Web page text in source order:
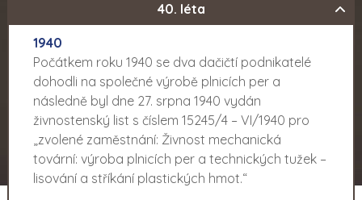
40. léta
1940
Počátkem roku 1940 se dva dačičtí podnikatelé
dohodli na společné výrobě plnicích per a
následně byl dne 27. srpna 1940 vydán
živnostenský list s číslem 15245/4 – VI/1940 pro
„zvolené zaměstnání: Živnost mechanická
tovární: výroba plnicích per a technických tužek –
lisování a stříkání plastických hmot.“